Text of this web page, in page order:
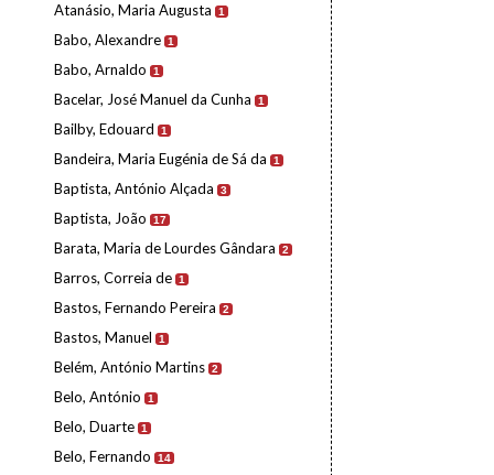
Atanásio, Maria Augusta 1
Babo, Alexandre 1
Babo, Arnaldo 1
Bacelar, José Manuel da Cunha 1
Bailby, Edouard 1
Bandeira, Maria Eugénia de Sá da 1
Baptista, António Alçada 3
Baptista, João 17
Barata, Maria de Lourdes Gândara 2
Barros, Correia de 1
Bastos, Fernando Pereira 2
Bastos, Manuel 1
Belém, António Martins 2
Belo, António 1
Belo, Duarte 1
Belo, Fernando 14